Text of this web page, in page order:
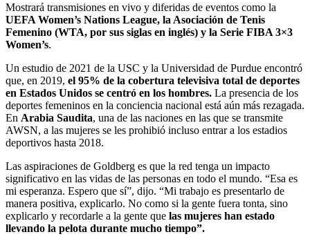
Mostrará transmisiones en vivo y diferidas de eventos como la
UEFA Women’s Nations League, la Asociación de Tenis
Femenino (WTA, por sus siglas en inglés) y la Serie FIBA 3×3
Women’s.
Un estudio de 2021 de la USC y la Universidad de Purdue encontró
que, en 2019, el 95% de la cobertura televisiva total de deportes
en Estados Unidos se centró en los hombres. La presencia de los
deportes femeninos en la conciencia nacional está aún más rezagada.
En Arabia Saudita, una de las naciones en las que se transmite
AWSN, a las mujeres se les prohibió incluso entrar a los estadios
deportivos hasta 2018.
Las aspiraciones de Goldberg es que la red tenga un impacto
significativo en las vidas de las personas en todo el mundo. “Esa es
mi esperanza. Espero que sí”, dijo. “Mi trabajo es presentarlo de
manera positiva, explicarlo. No como si la gente fuera tonta, sino
explicarlo y recordarle a la gente que las mujeres han estado
llevando la pelota durante mucho tiempo”.